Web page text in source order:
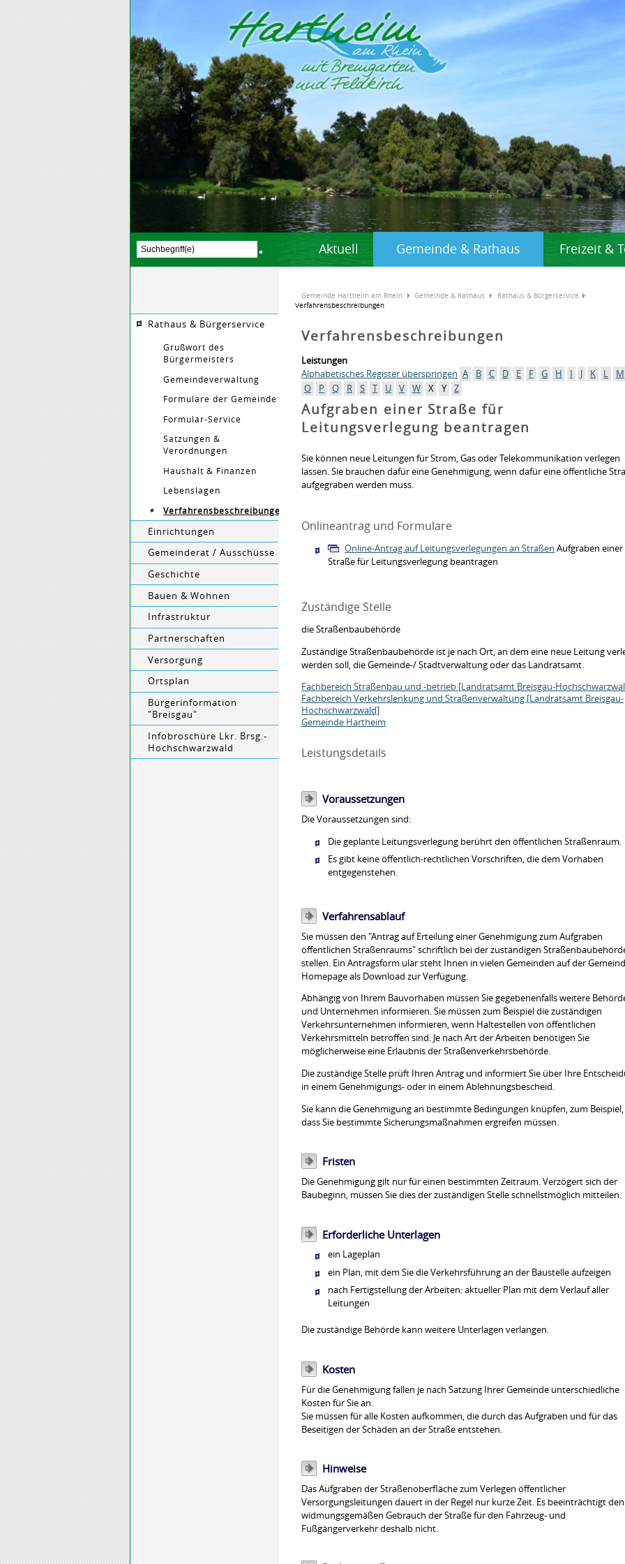
Aktuell Gemeinde & Rathaus Freizeit &
Rathaus & Bürgerservice
Grußwort des
Bürgermeisters
Gemeindeverwaltung
Formulare der Gemeinde
Formular-Service
Satzungen &
Verordnungen
Haushalt & Finanzen
Lebenslagen
Verfahrensbeschreibungen
Einrichtungen
Gemeinderat / Ausschüsse
Geschichte
Bauen & Wohnen
Infrastruktur
Partnerschaften
Versorgung
Ortsplan
Bürgerinformation
"Breisgau"
Infobroschüre Lkr. Brsg.-
Hochschwarzwald
Gemeinde Hartheim am Rhein Gemeinde & Rathaus
Rathaus & Bürgerservice
Verfahrensbeschreibungen
Verfahrensbeschreibungen
Leistungen
Alphabetisches Register überspringen A B C D E F G H I J K L M
O
P Q R S T U V W X Y Z
Aufgraben einer Straße für
Leitungsverlegung beantragen
Sie können neue Leitungen für Strom, Gas oder Telekommunikation verlegen
lassen. Sie brauchen dafür eine Genehmigung, wenn dafür eine öffentliche
aufgegraben werden muss.
Onlineantrag und Formulare
Online-Antrag auf Leitungsverlegungen an Straßen Aufgraben einer
Straße für Leitungsverlegung beantragen
Zuständige Stelle
die Straßenbaubehörde
Zuständige Straßenbaubehörde ist je nach Ort, an dem eine neue Leitung
werden soll, die Gemeinde-/ Stadtverwaltung oder das Landratsamt.
Fachbereich Straßenbau und -betrieb [Landratsamt Breisgau-
Fachbereich Verkehrslenkung und Straßenverwaltung [Landratsamt Breisgau-
Hochschwarzwald]
Gemeinde Hartheim
Leistungsdetails
Voraussetzungen
Die Voraussetzungen sind:
Die geplante Leitungsverlegung berührt den öffentlichen Straßenraum.
Es gibt keine öffentlich-rechtlichen Vorschriften, die dem Vorhaben
entgegenstehen.
Verfahrensablauf
Sie müssen den "Antrag auf Erteilung einer Genehmigung zum Aufgraben
öffentlichen Straßenraums" schriftlich bei der zuständigen
stellen. Ein Antragsform ular steht Ihnen in vielen Gemeinden auf der Ge
Homepage als Download zur Verfügung.
Abhängig von Ihrem Bauvorhaben müssen Sie gegebenenfalls weitere
und Unternehmen informieren.Sie müssen zum Beispiel die zuständigen
Verkehrsunternehmen informieren, wenn Haltestellen von öffentlichen
Verkehrsmitteln betroffen sind. Je nach Art der Arbeiten benötigen Sie
möglicherweise eine Erlaubnis der Straßenverkehrsbehörde.
Die zuständige Stelle prüft Ihren Antrag und informiert Sie über Ihre
in einem Genehmigungs- oder in einem Ablehnungsbescheid.
Sie kann die Genehmigung an bestimmte Bedingungen knüpfen, zum Beispiel,
dassSie bestimmte Sicherungsmaßnahmenergreifen müssen.
Fristen
Die Genehmigung gilt nur für einen bestimmten Zeitraum. Verzögert sich der
Baubeginn, müssen Sie dies der zuständigen Stelle schnellstmöglich mitteilen.
Erforderliche Unterlagen
ein Lageplan
ein Plan, mit dem Sie die Verkehrsführung an der Baustelle aufzeigen
nach Fertigstellung der Arbeiten: aktueller Plan mit dem Verlauf aller
Leitungen
Die zuständige Behörde kann weitere Unterlagen verlangen.
Kosten
Für die Genehmigung fallen je nach Satzung Ihrer Gemeinde unterschiedliche
Kosten für Sie an.
Sie müssen für alle Kosten aufkommen, die durch das Aufgraben und für das
Beseitigen der Schäden an der Straße entstehen.
Hinweise
Das Aufgraben der Straßenoberfläche zum Verlegen öffentlicher
Versorgungsleitungen dauert in der Regel nur kurze Zeit. Es beeinträchtigt den
widmungsgemäßen Gebrauch der Straße für den Fahrzeug- und
Fußgängerverkehr deshalb nicht.